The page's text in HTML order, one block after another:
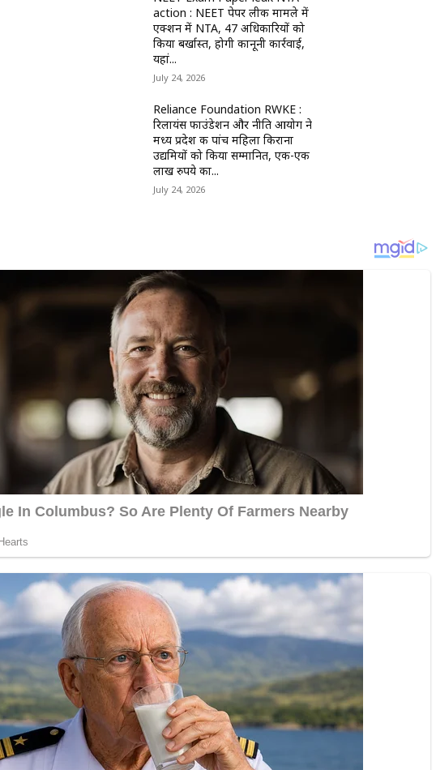
action : NEET पेपर लीक मामले में
एक्शन में NTA, 47 अधिकारियों को
किया बर्खास्त, होगी कानूनी कार्रवाई,
यहां...
July 24, 2026
Reliance Foundation RWKE :
रिलायंस फाउंडेशन और नीति आयोग ने
मध्य प्रदेश की पांच महिला किराना
उद्यमियों को किया सम्मानित, एक-एक
लाख रुपये का...
July 24, 2026